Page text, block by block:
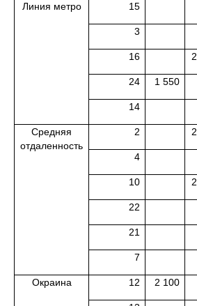
Линия метро 15
3
16
24 1 550
14
Средняя
отдаленность
2
4
10
22
21
7
Окраина 12 2 100